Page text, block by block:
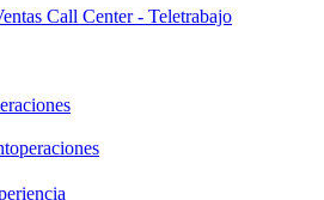
Call Center - Teletrabajo
operaciones